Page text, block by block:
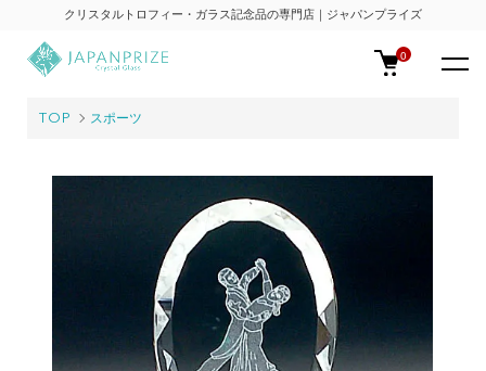
クリスタルトロフィー・ガラス記念品の専門店｜ジャパンプライズ
0
TOP スポーツ